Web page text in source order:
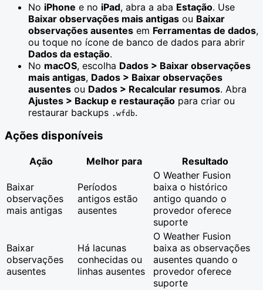
No iPhone e no iPad, abra a aba Estação. Use
Baixar observações mais antigas ou Baixar
observações ausentes em Ferramentas de dados,
ou toque no ícone de banco de dados para abrir
Dados da estação.
No macOS, escolha Dados > Baixar observações
mais antigas, Dados > Baixar observações
ausentes ou Dados > Recalcular resumos. Abra
Ajustes > Backup e restauração para criar ou
restaurar backups .wfdb.
Ações disponíveis
Ação Melhor para Resultado
Baixar
observações
mais antigas
Períodos
antigos estão
ausentes
O Weather Fusion
baixa o histórico
antigo quando o
provedor oferece
suporte
Baixar
observações
ausentes
Há lacunas
conhecidas ou
linhas ausentes
O Weather Fusion
baixa as observações
ausentes quando o
provedor oferece
suporte